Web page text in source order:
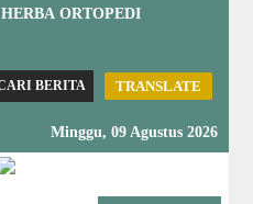
HERBA ORTOPEDI
TRANSLATE
Minggu, 09 Agustus 2026